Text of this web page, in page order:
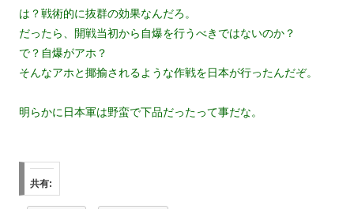
は？戦術的に抜群の効果なんだろ。
だったら、開戦当初から自爆を行うべきではないのか？
で？自爆がアホ？
そんなアホと揶揄されるような作戦を日本が行ったんだぞ。
明らかに日本軍は野蛮で下品だったって事だな。
共有: